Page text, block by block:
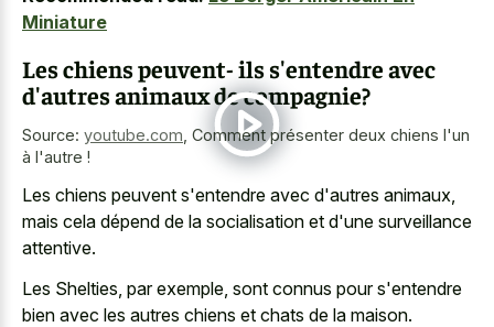
Miniature
Les chiens peuvent- ils s'entendre avec
d'autres animaux de compagnie?
Source: youtube.com Comment présenter deux chiens l'un
à l'autre !
Les chiens peuvent s'entendre avec d'autres animaux,
mais cela dépend de la socialisation et d'une surveillance
attentive.
Les Shelties, par exemple, sont connus pour s'entendre
bien avec les autres chiens et chats de la maison.